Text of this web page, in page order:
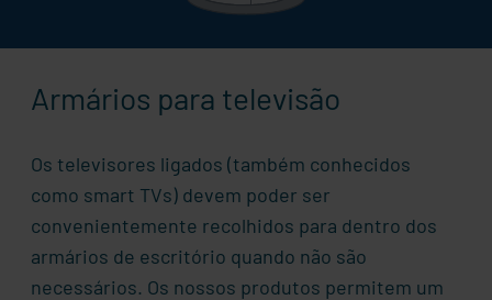
Armários para televisão
Os televisores ligados (também conhecidos
como smart TVs) devem poder ser
convenientemente recolhidos para dentro dos
armários de escritório quando não são
necessários. Os nossos produtos permitem um